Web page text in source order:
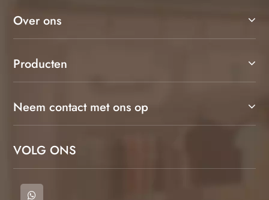
Over ons
Producten
Neem contact met ons op
VOLG ONS